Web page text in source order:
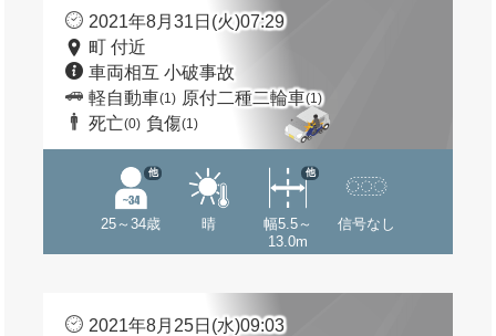
2021年8月31日(火)07:29
町 付近
車両相互 小破事故
軽自動車(1) 原付二種二輪車(1)
死亡(0) 負傷(1)
25～34歳
他
晴
幅5.5～
13.0m
他
信号なし
2021年8月25日(水)09:03